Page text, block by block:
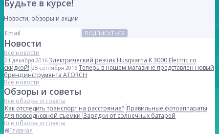
Будьте в курсе!
Новости, обзоры и акции
ПОДПИСАТЬСЯ
Новости
Все новости
21 декабря 2016 Электрический резчик Husqvarna K 3000 Electric со
скидкой! 25 сентября 2016 Теперь в нашем магазине представлен новый
бренд инструмента ATORCH
Все новости
Обзоры и советы
Все обзоры и советы
Как отследить транспорт на расстояние? Правильные фотоаппараты
для повседневной съемкиЗарядки от солнечных батарей
Все обзоры и советы
Главная